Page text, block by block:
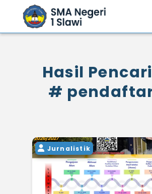
Hasil
#
Jurnalistik